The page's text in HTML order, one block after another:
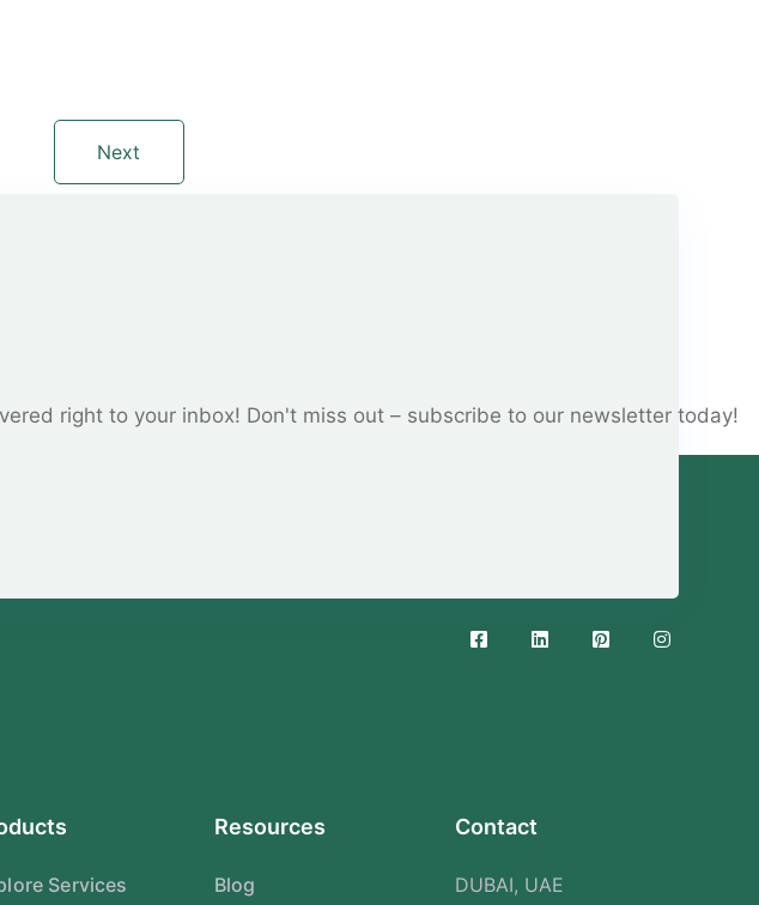
Next
right to your inbox! Don't miss out – subscribe to our newsletter today!
Services
Resources
Blog
Contact
DUBAI, UAE